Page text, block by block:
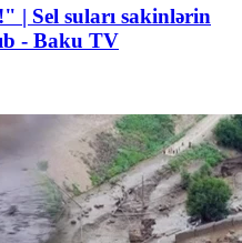
| Sel suları sakinlərin
- Baku TV